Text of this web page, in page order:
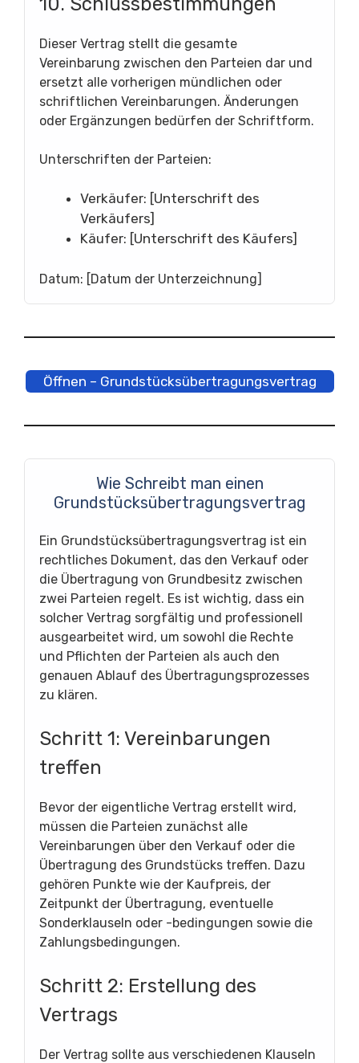
Dieser Vertrag stellt die gesamte
Vereinbarung zwischen den Parteien dar und
ersetzt alle vorherigen mündlichen oder
schriftlichen Vereinbarungen. Änderungen
oder Ergänzungen bedürfen der Schriftform.
Unterschriften der Parteien:
Verkäufer: [Unterschrift des
Verkäufers]
Käufer: [Unterschrift des Käufers]
Datum: [Datum der Unterzeichnung]
Öffnen – Grundstücksübertragungsvertrag
Wie Schreibt man einen
Grundstücksübertragungsvertrag
Ein Grundstücksübertragungsvertrag ist ein
rechtliches Dokument, das den Verkauf oder
die Übertragung von Grundbesitz zwischen
zwei Parteien regelt. Es ist wichtig, dass ein
solcher Vertrag sorgfältig und professionell
ausgearbeitet wird, um sowohl die Rechte
und Pflichten der Parteien als auch den
genauen Ablauf des Übertragungsprozesses
zu klären.
Schritt 1: Vereinbarungen
treffen
Bevor der eigentliche Vertrag erstellt wird,
müssen die Parteien zunächst alle
Vereinbarungen über den Verkauf oder die
Übertragung des Grundstücks treffen. Dazu
gehören Punkte wie der Kaufpreis, der
Zeitpunkt der Übertragung, eventuelle
Sonderklauseln oder -bedingungen sowie die
Zahlungsbedingungen.
Schritt 2: Erstellung des
Vertrags
Der Vertrag sollte aus verschiedenen Klauseln